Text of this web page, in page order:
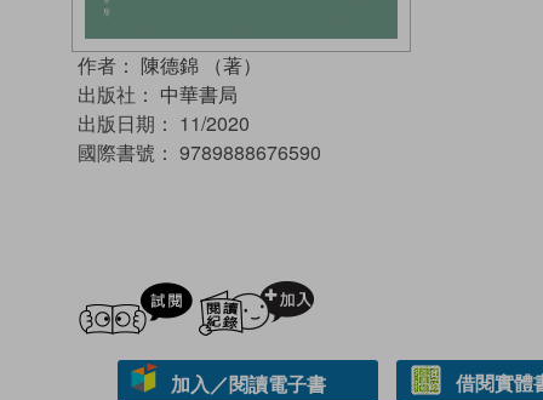
作者： 陳德錦 （著）
出版社： 中華書局
出版日期： 11/2020
國際書號： 9789888676590
試閲
加入／閱讀電子書 借閱實體